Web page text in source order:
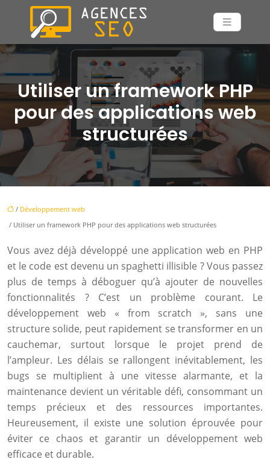
Utiliser un framework PHP
pour des applications web
structurées
/ Développement web
/ Utiliser un framework PHP pour des applications web structurées
Vous avez déjà développé une application web en PHP
et le code est devenu un spaghetti illisible ? Vous passez
plus de temps à déboguer qu’à ajouter de nouvelles
fonctionnalités ? C’est un problème courant. Le
développement web « from scratch », sans une
structure solide, peut rapidement se transformer en un
cauchemar, surtout lorsque le projet prend de
l’ampleur. Les délais se rallongent inévitablement, les
bugs se multiplient à une vitesse alarmante, et la
maintenance devient un véritable défi, consommant un
temps précieux et des ressources importantes.
Heureusement, il existe une solution éprouvée pour
éviter ce chaos et garantir un développement web
efficace et durable.